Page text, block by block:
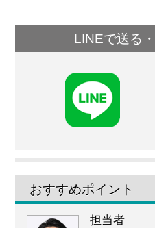
LINEで送る
おすすめポイント
担当者